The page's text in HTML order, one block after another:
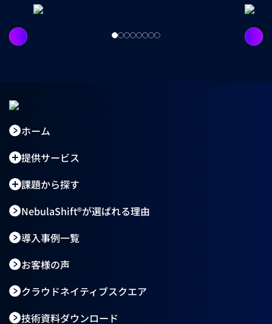
ホーム
提供サービス
課題から探す
NebulaShift®が選ばれる理由
導入事例一覧
お客様の声
クラウドネイティブスクエア
技術資料ダウンロード